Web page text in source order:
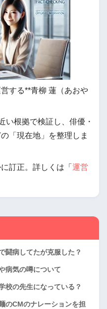
する**青柳 蓮（あおや
い根拠で検証し、俳優・
「現在地」を整理しま
訂正。詳しくは「 運営
闘病してたが克服した？
病気の噂について
校の先生になっている？
のCMのナレーションを担